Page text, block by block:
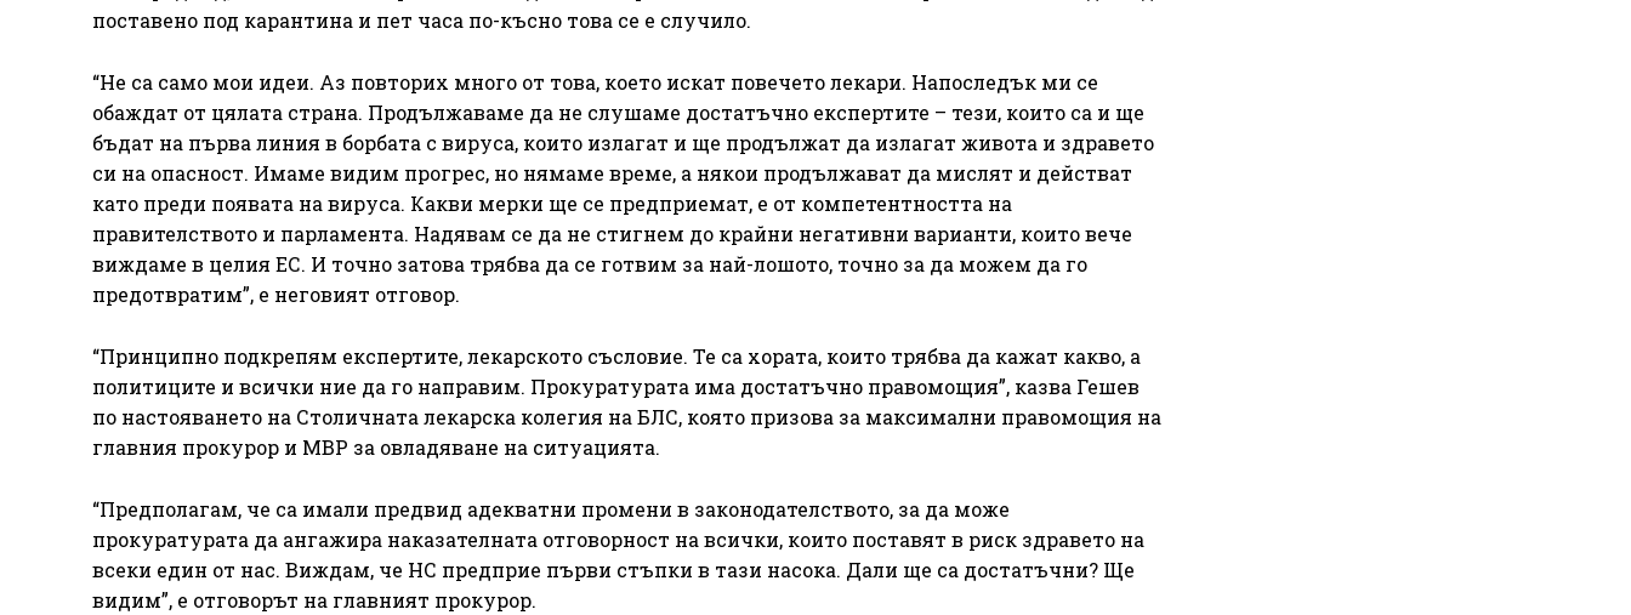
поставено под карантина и пет часа по-късно това се е случило.
“Не са само мои идеи. Аз повторих много от това, което искат повечето лекари. Напоследък ми се
обаждат от цялата страна. Продължаваме да не слушаме достатъчно експертите – тези, които са и ще
бъдат на първа линия в борбата с вируса, които излагат и ще продължат да излагат живота и здравето
си на опасност. Имаме видим прогрес, но нямаме време, а някои продължават да мислят и действат
като преди появата на вируса. Какви мерки ще се предприемат, е от компетентността на
правителството и парламента. Надявам се да не стигнем до крайни негативни варианти, които вече
виждаме в целия ЕС. И точно затова трябва да се готвим за най-лошото, точно за да можем да го
предотвратим”, е неговият отговор.
“Принципно подкрепям експертите, лекарското съсловие. Те са хората, които трябва да кажат какво, а
политиците и всички ние да го направим. Прокуратурата има достатъчно правомощия”, казва Гешев
по настояването на Столичната лекарска колегия на БЛС, която призова за максимални правомощия на
главния прокурор и МВР за овладяване на ситуацията.
“Предполагам, че са имали предвид адекватни промени в законодателството, за да може
прокуратурата да ангажира наказателната отговорност на всички, които поставят в риск здравето на
всеки един от нас. Виждам, че НС предприе първи стъпки в тази насока. Дали ще са достатъчни? Ще
видим”, е отговорът на главният прокурор.